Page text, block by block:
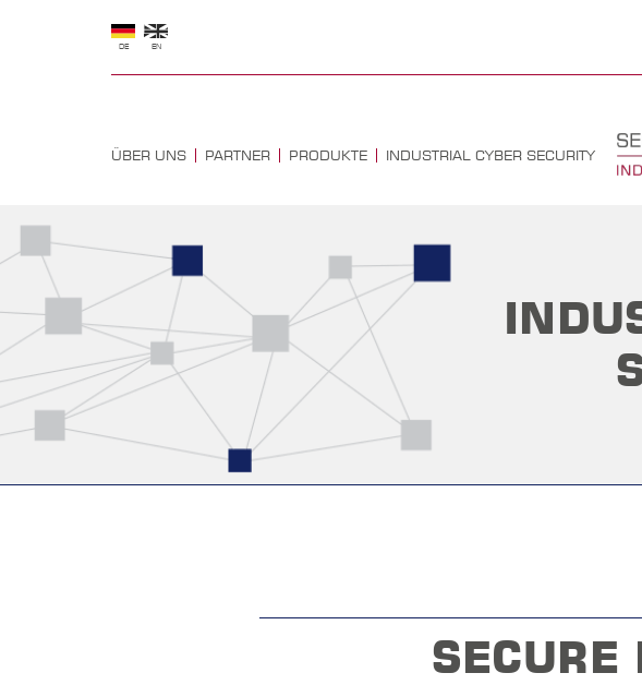
DE EN
ÜBER UNS PARTNER PRODUKTE INDUSTRIAL CYBER SECURITY
SECURE